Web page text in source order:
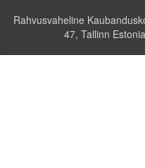
Rahvusvaheline
47, Tallinn